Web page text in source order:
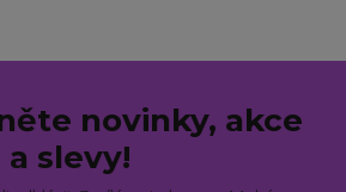
novinky, akce
a slevy!